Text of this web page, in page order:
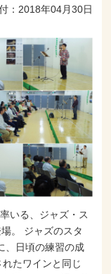
：2018年04月30日
いる、ジャズ・ス
。 ジャズのスタ
、日頃の練習の成
たワインと同じ